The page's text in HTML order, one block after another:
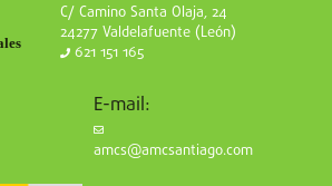
C/ Camino Santa Olaja, 24
24277 Valdelafuente (León)
621 151 165
E-mail:
amcs@amcsantiago.com